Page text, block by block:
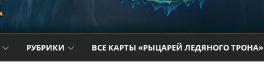
РУБРИКИ ВСЕ КАРТЫ «РЫЦАРЕЙ ЛЕДЯНОГО ТРОНА»